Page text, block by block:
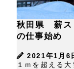
秋田県 薪ス
の仕事始め
2021年1月6
１ｍを超える